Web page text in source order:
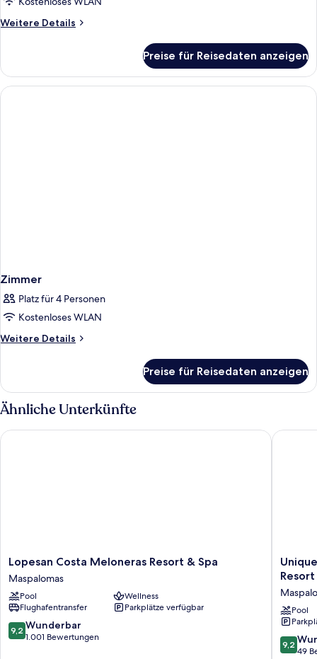
Weitere Details
Weitere
Preise für Reisedaten anzeigen
Zimmer
Platz für 4 Personen
Kostenloses WLAN
Weitere Details
Weitere
Preise für Reisedaten anzeigen
Ähnliche Unterkünfte
Lopesan
Costa
Meloneras
Resort
&
Spa
Maspalomas
Lopesan Costa Meloneras Resort & Spa
Maspalomas
Pool
Wellness
Flughafentransfer
Parkplätze verfügbar
9.2
von
9,2 Wunderbar
1.001 Bewertungen
Lopesan Costa Meloneras Resort & Spa
Unique
Club
Lopesan
Costa
Resort
Resort
Pool
9.2
von
9,2
49
Unique